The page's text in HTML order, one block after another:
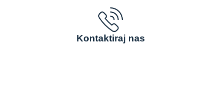
Kontaktiraj nas